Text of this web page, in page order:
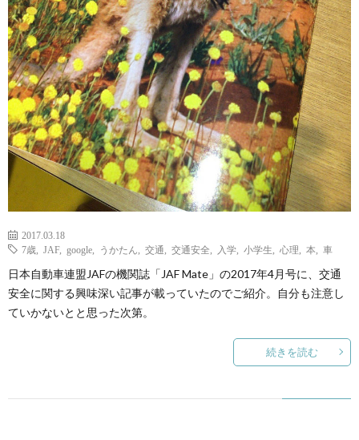
に
つ
い
て
2017.03.18
7歳
JAF, google うかたん 交通 交通安全 入学 小学生 心理 本 車
日本自動車連盟JAFの機関誌「JAF Mate」の2017年4月号に、交通
安全に関する興味深い記事が載っていたのでご紹介。自分も注意し
ていかないとと思った次第。
続きを読む